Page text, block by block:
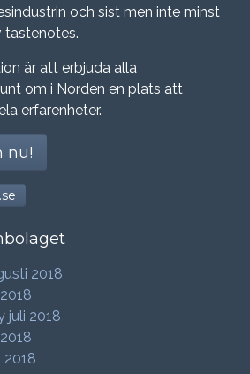
och sist men inte minst
tastenotes.
är att erbjuda alla
om i Norden en plats att
erfarenheter.
nu!
2018
juli 2018
2018